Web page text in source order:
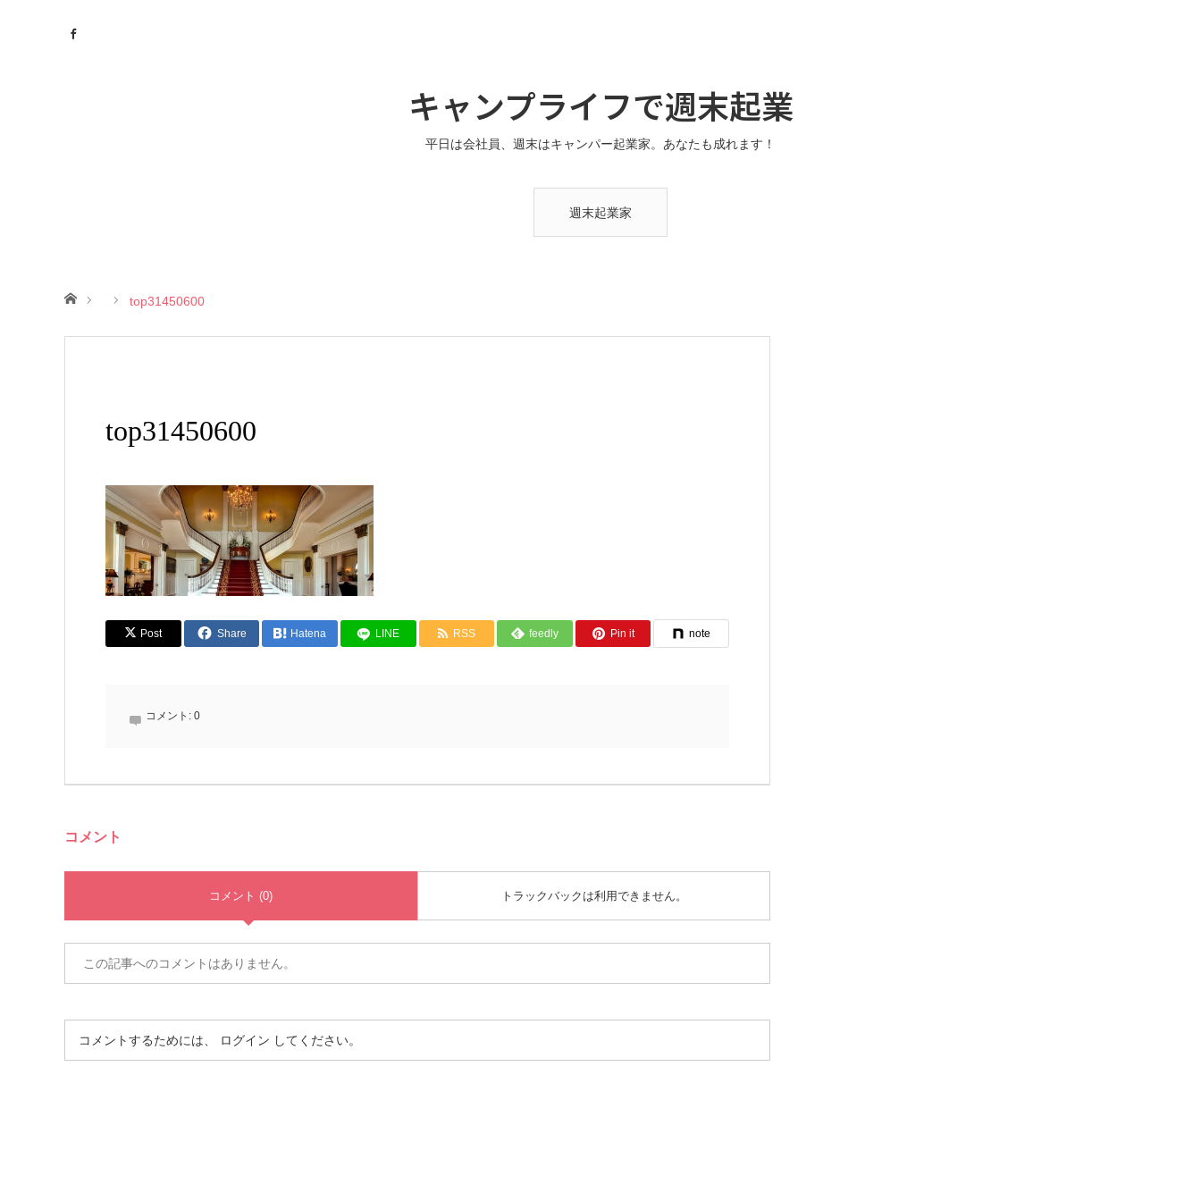
キャンプライフで週末起業
平日は会社員、週末はキャンパー起業家。あなたも成れます！
週末起業家
ホーム top31450600
top31450600
Post Share Hatena LINE RSS feedly Pin it note
コメント: 0
コメント
コメント (0) トラックバックは利用できません。
この記事へのコメントはありません。
コメントするためには、 ログイン してください。